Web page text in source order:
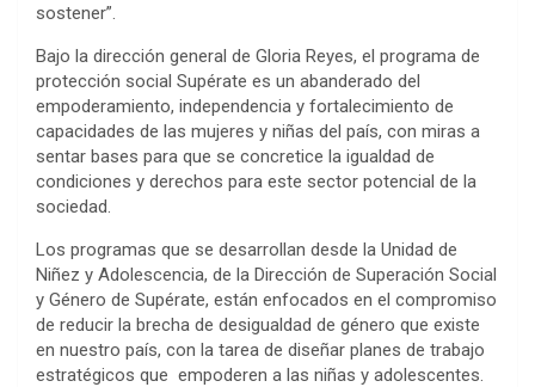
sostener”.
Bajo la dirección general de Gloria Reyes, el programa de
protección social Supérate es un abanderado del
empoderamiento, independencia y fortalecimiento de
capacidades de las mujeres y niñas del país, con miras a
sentar bases para que se concretice la igualdad de
condiciones y derechos para este sector potencial de la
sociedad.
Los programas que se desarrollan desde la Unidad de
Niñez y Adolescencia, de la Dirección de Superación Social
y Género de Supérate, están enfocados en el compromiso
de reducir la brecha de desigualdad de género que existe
en nuestro país, con la tarea de diseñar planes de trabajo
estratégicos que empoderen a las niñas y adolescentes.